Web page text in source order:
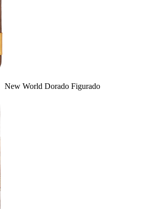
New World Dorado Figurado